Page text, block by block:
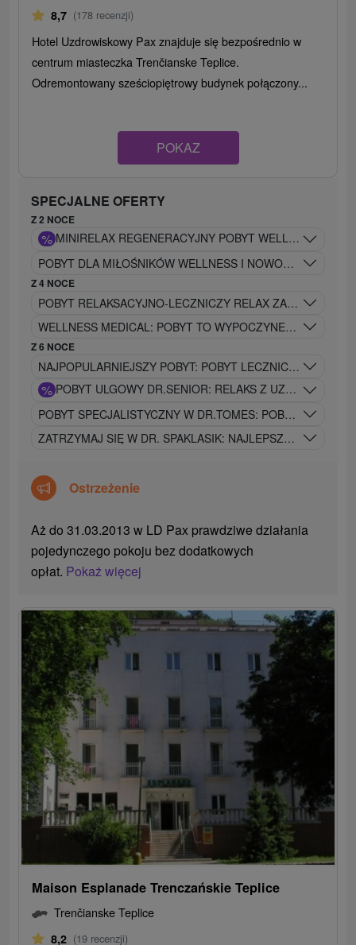
8,7 (178 recenzji)
Hotel Uzdrowiskowy Pax znajduje się bezpośrednio w
centrum miasteczka Trenčianske Teplice.
Odremontowany sześciopiętrowy budynek połączony...
POKAZ
SPECJALNE OFERTY
Z 2 NOCE
%
POBYT DLA MIŁOŚNIKÓW WELLNESS I NOWOCZESNEGO
Z 4 NOCE
POBYT RELAKSACYJNO-LECZNICZY RELAX
WELLNESS MEDICAL: POBYT TO WYPOCZYNEK I RELAKS
Z 6 NOCE
NAJPOPULARNIEJSZY POBYT: POBYT LECZNICZY
% POBYT ULGOWY DR.SENIOR: RELAKS Z
POBYT SPECJALISTYCZNY W DR.TOMES: POBYT
ZATRZYMAJ SIĘ W DR. SPAKLASIK: NAJLEPSZE Z
Ostrzeżenie
Aż do 31.03.2013 w LD Pax prawdziwe działania
pojedynczego pokoju bez dodatkowych
opłat. Pokaż więcej
Maison Esplanade Trenczańskie Teplice
Trenčianske Teplice
8,2 (19 recenzji)